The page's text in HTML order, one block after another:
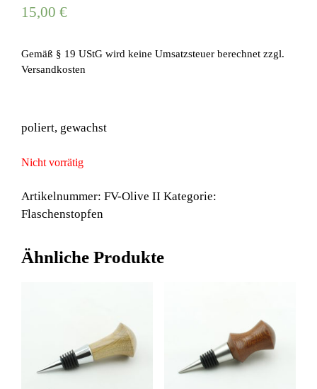
15,00 €
Gemäß § 19 UStG wird keine Umsatzsteuer berechnet zzgl.
Versandkosten
poliert, gewachst
Nicht vorrätig
Artikelnummer: FV-Olive II Kategorie:
Flaschenstopfen
Ähnliche Produkte